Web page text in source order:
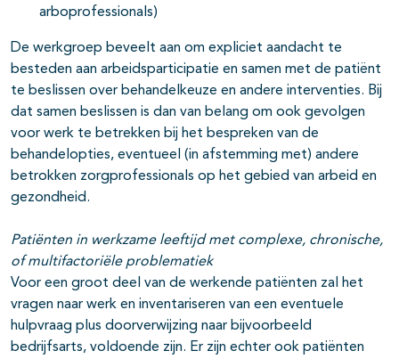
arboprofessionals)
De werkgroep beveelt aan om expliciet aandacht te
besteden aan arbeidsparticipatie en samen met de patiënt
te beslissen over behandelkeuze en andere interventies. Bij
dat samen beslissen is dan van belang om ook gevolgen
voor werk te betrekken bij het bespreken van de
behandelopties, eventueel (in afstemming met) andere
betrokken zorgprofessionals op het gebied van arbeid en
gezondheid.
Patiënten in werkzame leeftijd met complexe, chronische,
of multifactoriële problematiek
Voor een groot deel van de werkende patiënten zal het
vragen naar werk en inventariseren van een eventuele
hulpvraag plus doorverwijzing naar bijvoorbeeld
bedrijfsarts, voldoende zijn. Er zijn echter ook patiënten